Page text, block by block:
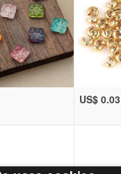
US$ 0.03